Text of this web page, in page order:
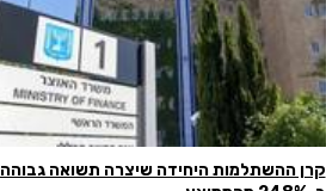
קרן ההשתלמות היחידה שיצרה תשואה גבוהה